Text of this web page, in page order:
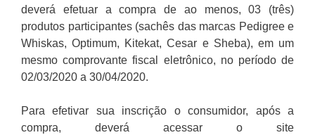
deverá efetuar a compra de ao menos, 03 (três)
produtos participantes (sachês das marcas Pedigree e
Whiskas, Optimum, Kitekat, Cesar e Sheba), em um
mesmo comprovante fiscal eletrônico, no período de
02/03/2020 a 30/04/2020.
Para efetivar sua inscrição o consumidor, após a
compra, deverá acessar o site